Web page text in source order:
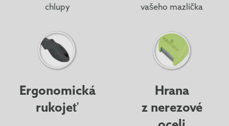
chlupy
vašeho mazlíčka
Ergonomická
rukojeť
Hrana
z nerezové